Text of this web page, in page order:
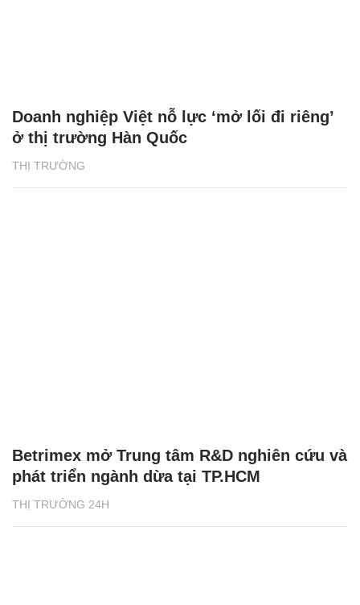
THỊ TRƯỜNG
Doanh nghiệp Việt nỗ lực ‘mở lối đi riêng’
ở thị trường Hàn Quốc
THỊ TRƯỜNG 24H
Betrimex mở Trung tâm R&D nghiên cứu và
phát triển ngành dừa tại TP.HCM